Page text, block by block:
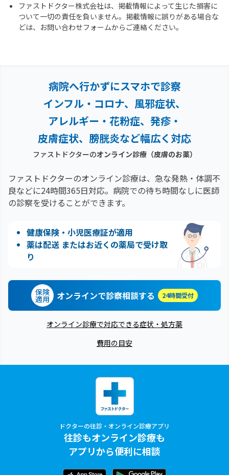
ファストドクター株式会社は、掲載情報によって生じた損害に
ついて一切の責任を負いません。掲載情報に誤りがある場合な
どは、お問い合わせフォームからご連絡ください。
病院へ行かずにスマホで診察
インフル・コロナ、風邪症状、
アレルギー・花粉症、 発疹・
皮膚症状、膀胱炎など幅広く対応
ファストドクターのオンライン診療（皮膚のお薬）
ファストドクターのオンライン診療は、急な発熱・体調不
良などに24時間365日対応。 病院での待ち時間なしに医師
の診察を受けることができます。
健康保険・小児医療証が適用
薬は配送 またはお近くの薬局で受け取
り
保険
適用 オンラインで診察相談する 24時間受付
オンライン診療で対応できる症状・処方薬
費用の目安
ドクターの往診・オンライン診療アプリ
往診もオンライン診療も
アプリから便利に相談